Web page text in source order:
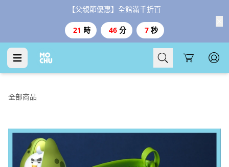
【父親節優惠】全館滿千折百
21 時 46 分 6 秒
Cart
全部商品